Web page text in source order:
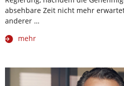
absehbare Zeit nicht mehr
anderer …
mehr